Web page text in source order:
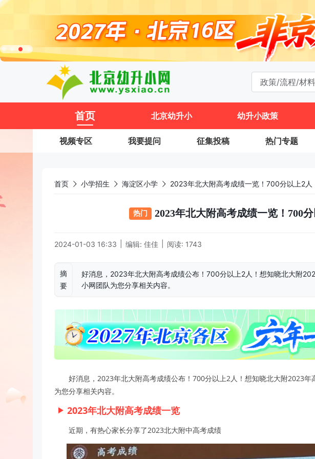
首页 北京幼升小 幼升小政策
视频专区 我要提问 征集投稿 热门专题
首页 小学招生 海淀区小学 2023年北大附高考成绩一览！700分以上2人
热门 2023年北大附高考成绩一览！700
2024-01-03 16:33 编辑: 佳佳 阅读: 1743
摘
要
好消息，2023年北大附高考成绩公布！700分以上2人！想知晓北大附
小网团队为您分享相关内容。
好消息，2023年北大附高考成绩公布！700分以上2人！想知晓北大附2023年
为您分享相关内容。
2023年北大附高考成绩一览
近期，有热心家长分享了2023北大附中高考成绩